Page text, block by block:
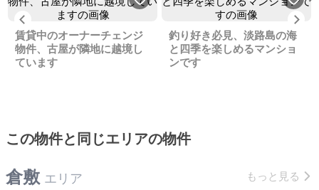
Previous
賃貸中のオーナーチェンジ
物件、古屋が隣地に越境し
ています
釣り好き必見、淡路島の海
と四季を楽しめるマンショ
ンです
この物件と同じエリアの物件
倉敷 エリア もっと見る